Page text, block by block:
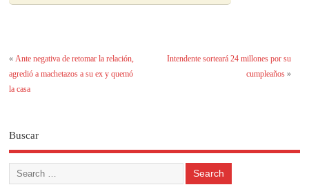
«Ante negativa de retomar la relación,
agredió a machetazos a su ex y quemó
la casa
Intendente sorteará 24 millones por su
cumpleaños»
Buscar